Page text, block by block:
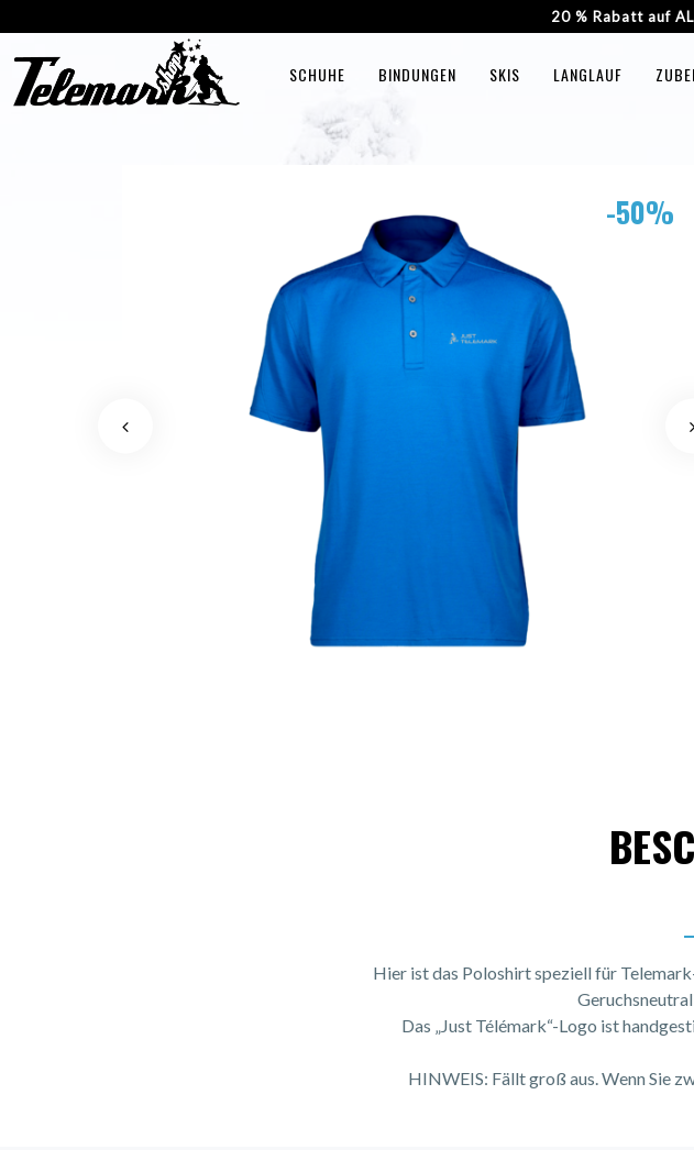
20 % Rabatt auf
SCHUHE BINDUNGEN SKIS LANGLAUF
-50%
Hier ist das Poloshirt speziell für
Das „Just Télémark“-Logo ist
HINWEIS: Fällt groß aus. Wenn Sie